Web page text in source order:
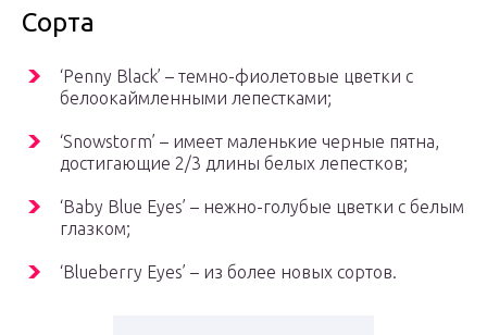
Сорта
‘Penny Black’ – темно-фиолетовые цветки с
белоокаймленными лепестками;
‘Snowstorm’ – имеет маленькие черные пятна,
достигающие 2/3 длины белых лепестков;
‘Baby Blue Eyes’ – нежно-голубые цветки с белым
глазком;
‘Blueberry Eyes’ – из более новых сортов.